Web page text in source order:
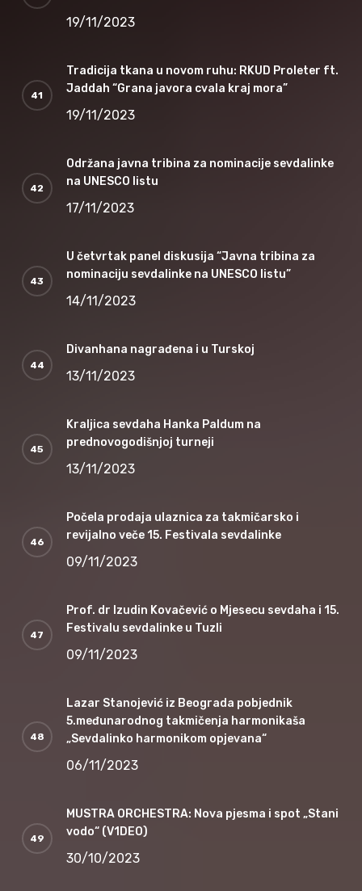
19/11/2023
Tradicija tkana u novom ruhu: RKUD Proleter ft.
Jaddah “Grana javora cvala kraj mora”
19/11/2023
Održana javna tribina za nominacije sevdalinke
na UNESCO listu
17/11/2023
U četvrtak panel diskusija “Javna tribina za
nominaciju sevdalinke na UNESCO listu”
14/11/2023
Divanhana nagrađena i u Turskoj
13/11/2023
Kraljica sevdaha Hanka Paldum na
prednovogodišnjoj turneji
13/11/2023
Počela prodaja ulaznica za takmičarsko i
revijalno veče 15. Festivala sevdalinke
09/11/2023
Prof. dr Izudin Kovačević o Mjesecu sevdaha i 15.
Festivalu sevdalinke u Tuzli
09/11/2023
Lazar Stanojević iz Beograda pobjednik
5.međunarodnog takmičenja harmonikaša
„Sevdalinko harmonikom opjevana“
06/11/2023
MUSTRA ORCHESTRA: Nova pjesma i spot „Stani
vodo“ (V1DEO)
30/10/2023